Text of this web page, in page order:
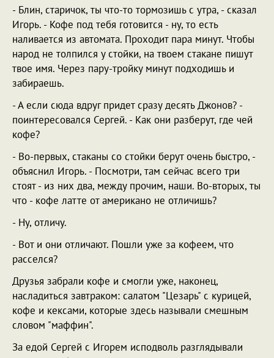
- Блин, старичок, ты что-то тормозишь с утра, - сказал
Игорь. - Кофе под тебя готовится - ну, то есть
наливается из автомата. Проходит пара минут. Чтобы
народ не толпился у стойки, на твоем стакане пишут
твое имя. Через пару-тройку минут подходишь и
забираешь.
- А если сюда вдруг придет сразу десять Джонов? -
поинтересовался Сергей. - Как они разберут, где чей
кофе?
- Во-первых, стаканы со стойки берут очень быстро, -
объяснил Игорь. - Посмотри, там сейчас всего три
стоят - из них два, между прочим, наши. Во-вторых, ты
что - кофе латте от американо не отличишь?
- Ну, отличу.
- Вот и они отличают. Пошли уже за кофеем, что
расселся?
Друзья забрали кофе и смогли уже, наконец,
насладиться завтраком: салатом "Цезарь" с курицей,
кофе и кексами, которые здесь называли смешным
словом "маффин".
За едой Сергей с Игорем исподволь разглядывали